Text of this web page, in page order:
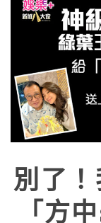
別了
「方